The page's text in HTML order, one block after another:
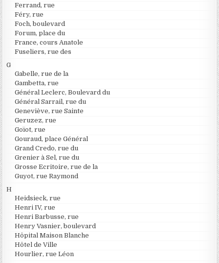
Ferrand, rue
Féry, rue
Foch, boulevard
Forum, place du
France, cours Anatole
Fuseliers, rue des
G
Gabelle, rue de la
Gambetta, rue
Général Leclerc, Boulevard du
Général Sarrail, rue du
Geneviève, rue Sainte
Geruzez, rue
Goïot, rue
Gouraud, place Général
Grand Credo, rue du
Grenier à Sel, rue du
Grosse Ecritoire, rue de la
Guyot, rue Raymond
H
Heidsieck, rue
Henri IV, rue
Henri Barbusse, rue
Henry Vasnier, boulevard
Hôpital Maison Blanche
Hôtel de Ville
Hourlier, rue Léon